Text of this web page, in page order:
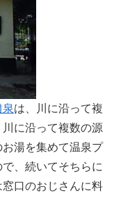
は、川に沿って複
に沿って複数の源
湯を集めて温泉プ
、続いてそちらに
口のおじさんに料